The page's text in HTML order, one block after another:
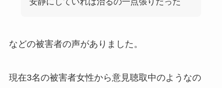
などの被害者の声がありました。
現在3名の被害者女性から意見聴取中のようなの